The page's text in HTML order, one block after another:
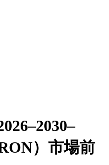
）市場前